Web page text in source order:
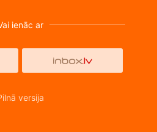
ienāc ar
versija